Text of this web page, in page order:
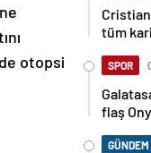
otopsi
tüm
SPOR
flaş
GÜNDEM